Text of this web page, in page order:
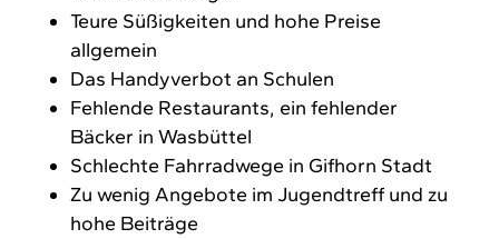
Teure Süßigkeiten und hohe Preise
allgemein
Das Handyverbot an Schulen
Fehlende Restaurants, ein fehlender
Bäcker in Wasbüttel
Schlechte Fahrradwege in Gifhorn Stadt
Zu wenig Angebote im Jugendtreff und zu
hohe Beiträge